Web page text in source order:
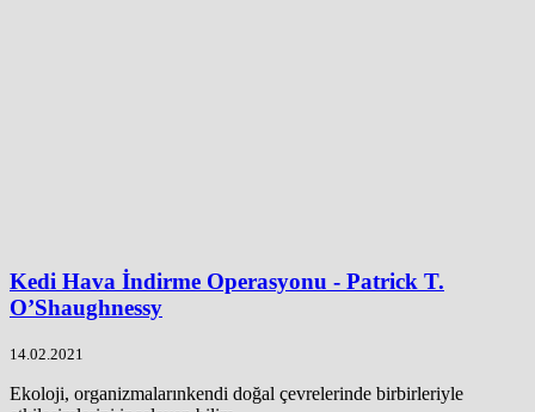
Kedi Hava İndirme Operasyonu - Patrick T.
O’Shaughnessy
14.02.2021
Ekoloji, organizmalarınkendi doğal çevrelerinde birbirleriyle